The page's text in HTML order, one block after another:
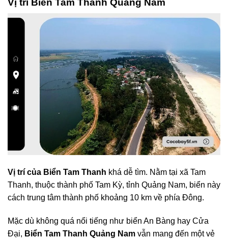
Vị trí Biển Tam Thanh Quảng Nam
Vị trí của Biển Tam Thanh khá dễ tìm. Nằm tại xã Tam
Thanh, thuộc thành phố Tam Kỳ, tỉnh Quảng Nam, biển này
cách trung tâm thành phố khoảng 10 km về phía Đông.
Mặc dù không quá nổi tiếng như biển An Bàng hay Cửa
Đại, Biển Tam Thanh Quảng Nam vẫn mang đến một vẻ